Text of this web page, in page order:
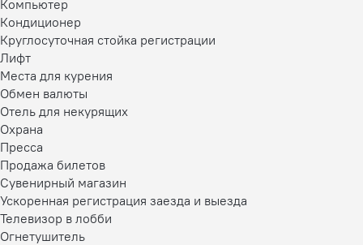
Компьютер
Кондиционер
Круглосуточная стойка регистрации
Лифт
Места для курения
Обмен валюты
Отель для некурящих
Охрана
Пресса
Продажа билетов
Сувенирный магазин
Ускоренная регистрация заезда и выезда
Телевизор в лобби
Огнетушитель